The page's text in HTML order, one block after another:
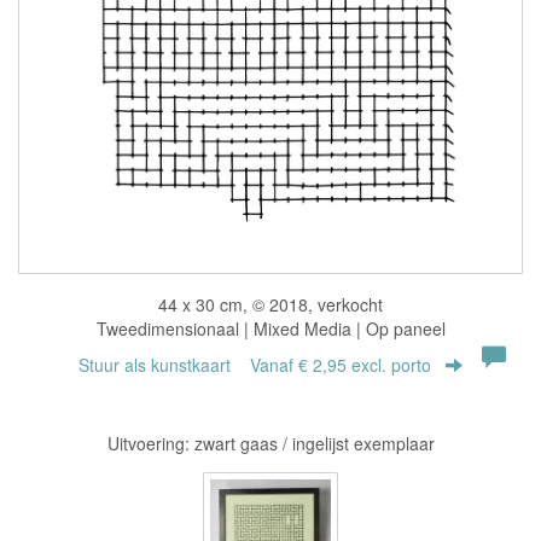
44 x 30 cm, © 2018, verkocht
Tweedimensionaal | Mixed Media | Op paneel
Stuur als kunstkaart Vanaf € 2,95 excl. porto
Uitvoering: zwart gaas / ingelijst exemplaar